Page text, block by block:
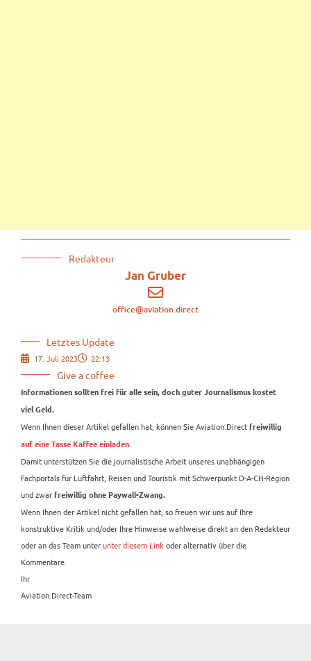
Redakteur
Jan Gruber
office@aviation.direct
Letztes Update
17. Juli 2023 22:13
Give a coffee
Informationen sollten frei für alle sein, doch guter Journalismus kostet
viel Geld.
Wenn Ihnen dieser Artikel gefallen hat, können Sie Aviation.Direct freiwillig
auf eine Tasse Kaffee einladen
Damit unterstützen Sie die journalistische Arbeit unseres unabhängigen
Fachportals für Luftfahrt, Reisen und Touristik mit Schwerpunkt D-A-CH-Region
und zwar freiwillig ohne Paywall-Zwang.
Wenn Ihnen der Artikel nicht gefallen hat, so freuen wir uns auf Ihre
konstruktive Kritik und/oder Ihre Hinweise wahlweise direkt an den Redakteur
oder an das Team unterunter diesem Link oder alternativ über die
Kommentare.
Ihr
Aviation.Direct-Team